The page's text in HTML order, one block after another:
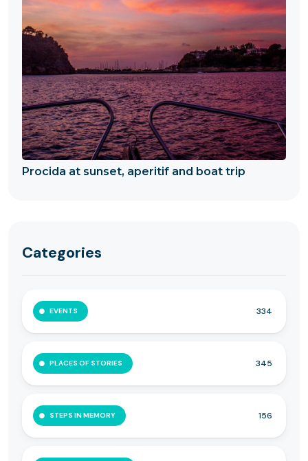
Procida at sunset, aperitif and boat trip
Categories
EVENTS 334
PLACES OF STORIES 345
STEPS IN MEMORY 156